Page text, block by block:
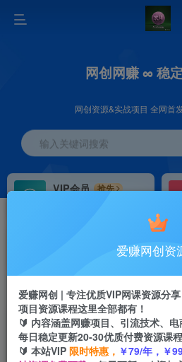
网创网赚 ∞ 稳
网创资源&实战项目 全网首
输入关键词搜索
VIP会员
抢先
会员专属推广链接
首页 创业课程 会员专属 正文
（5232期）电商流量特训班
局实操玩法，现场出数据拿
爱赚网创资
爱赚网创 | 专注优质VIP网课资源分
项目资源课程这里全部都有！
🔰 内容涵盖网赚项目、引流技术、
每日稳定更新20-30优质付费资源课程
🔰 本站VIP 限时特惠， ￥79/年，￥